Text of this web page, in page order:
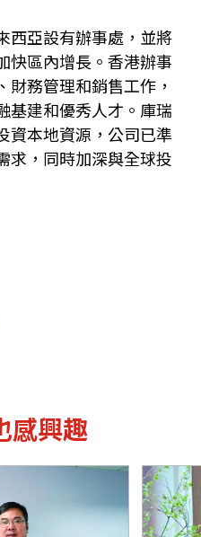
西亞設有辦事處，並將
快區內增長。香港辦事
財務管理和銷售工作，
基建和優秀人才。庫瑞
資本地資源，公司已準
求，同時加深與全球投
感興趣